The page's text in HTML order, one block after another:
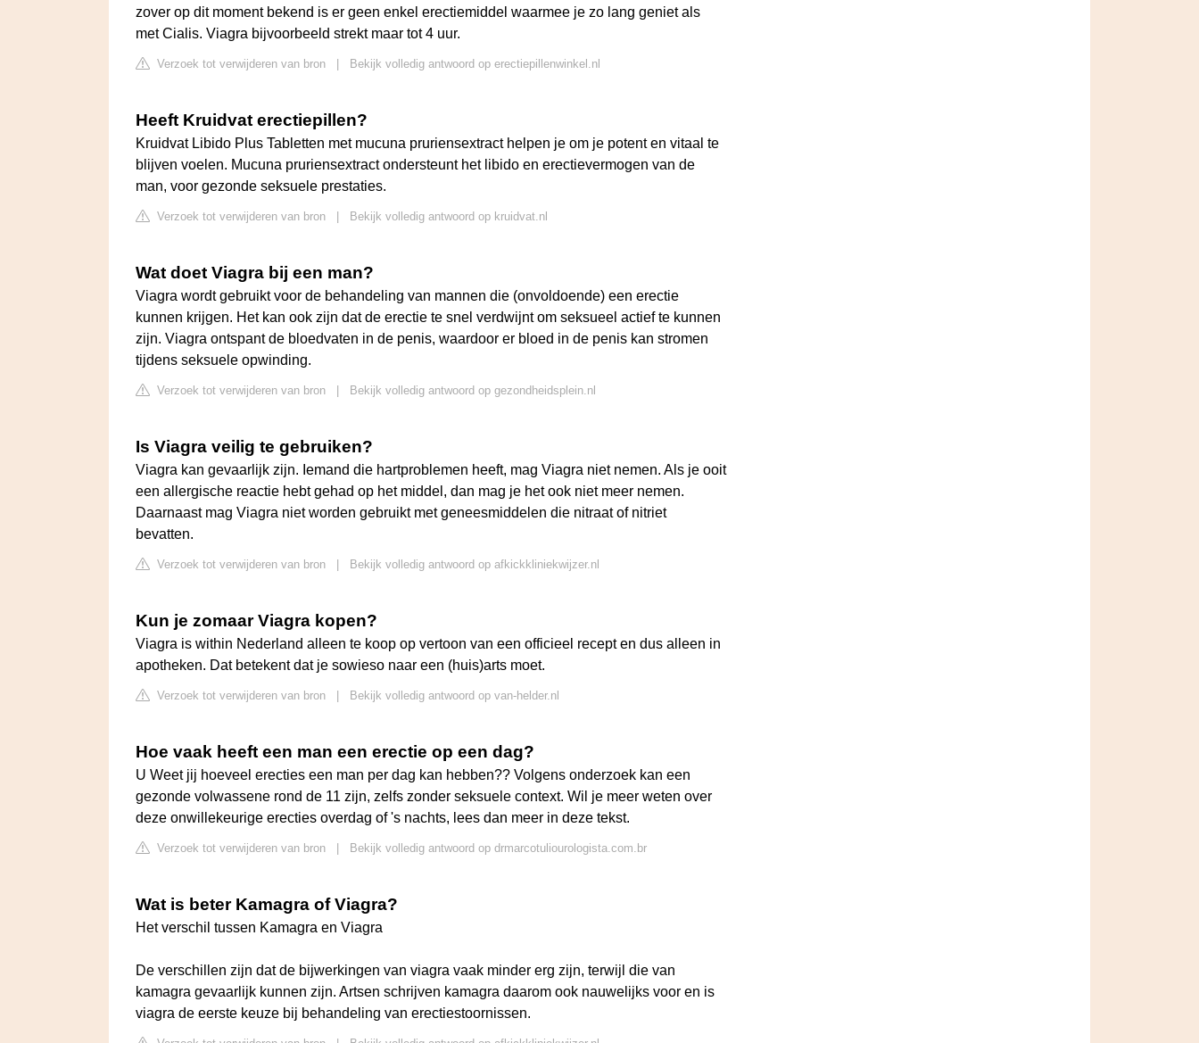
zover op dit moment bekend is er geen enkel erectiemiddel waarmee je zo lang geniet als
met Cialis. Viagra bijvoorbeeld strekt maar tot 4 uur.
Verzoek tot verwijderen van bron Bekijk volledig antwoord op erectiepillenwinkel.nl
Heeft Kruidvat erectiepillen?
Kruidvat Libido Plus Tabletten met mucuna pruriensextract helpen je om je potent en vitaal te
blijven voelen. Mucuna pruriensextract ondersteunt het libido en erectievermogen van de
man, voor gezonde seksuele prestaties.
Verzoek tot verwijderen van bron Bekijk volledig antwoord op kruidvat.nl
Wat doet Viagra bij een man?
Viagra wordt gebruikt voor de behandeling van mannen die (onvoldoende) een erectie
kunnen krijgen. Het kan ook zijn dat de erectie te snel verdwijnt om seksueel actief te kunnen
zijn. Viagra ontspant de bloedvaten in de penis, waardoor er bloed in de penis kan stromen
tijdens seksuele opwinding.
Verzoek tot verwijderen van bron Bekijk volledig antwoord op gezondheidsplein.nl
Is Viagra veilig te gebruiken?
Viagra kan gevaarlijk zijn. Iemand die hartproblemen heeft, mag Viagra niet nemen. Als je ooit
een allergische reactie hebt gehad op het middel, dan mag je het ook niet meer nemen.
Daarnaast mag Viagra niet worden gebruikt met geneesmiddelen die nitraat of nitriet
bevatten.
Verzoek tot verwijderen van bron Bekijk volledig antwoord op afkickkliniekwijzer.nl
Kun je zomaar Viagra kopen?
Viagra is within Nederland alleen te koop op vertoon van een officieel recept en dus alleen in
apotheken. Dat betekent dat je sowieso naar een (huis)arts moet.
Verzoek tot verwijderen van bron Bekijk volledig antwoord op van-helder.nl
Hoe vaak heeft een man een erectie op een dag?
U Weet jij hoeveel erecties een man per dag kan hebben?? Volgens onderzoek kan een
gezonde volwassene rond de 11 zijn, zelfs zonder seksuele context. Wil je meer weten over
deze onwillekeurige erecties overdag of 's nachts, lees dan meer in deze tekst.
Verzoek tot verwijderen van bron Bekijk volledig antwoord op drmarcotuliourologista.com.br
Wat is beter Kamagra of Viagra?
Het verschil tussen Kamagra en Viagra
De verschillen zijn dat de bijwerkingen van viagra vaak minder erg zijn, terwijl die van
kamagra gevaarlijk kunnen zijn. Artsen schrijven kamagra daarom ook nauwelijks voor en is
viagra de eerste keuze bij behandeling van erectiestoornissen.